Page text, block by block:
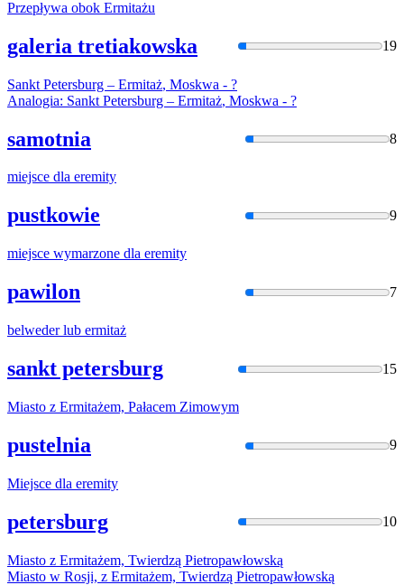
Przepływa obok Ermitażu
galeria tretiakowska 19
Sankt Petersburg – Ermitaż, Moskwa - ?
Analogia: Sankt Petersburg – Ermitaż, Moskwa - ?
samotnia 8
miejsce dla eremity
pustkowie 9
miejsce wymarzone dla eremity
pawilon 7
belweder lub ermitaż
sankt petersburg 15
Miasto z Ermitażem, Pałacem Zimowym
pustelnia 9
Miejsce dla eremity
petersburg 10
Miasto z Ermitażem, Twierdzą Pietropawłowską
Miasto w Rosji, z Ermitażem, Twierdzą Pietropawłowską